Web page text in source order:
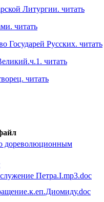
Литургии. читать
читать
Государей Русских. читать
читать
читать
дореволюционным
Петра.I.mp3.doc